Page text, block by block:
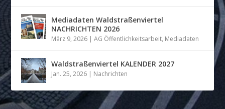
Mediadaten Waldstraßenviertel
NACHRICHTEN 2026
März 9, 2026 |AG Öffentlichkeitsarbeit, Mediadaten
Waldstraßenviertel KALENDER 2027
Jan. 25, 2026 | Nachrichten